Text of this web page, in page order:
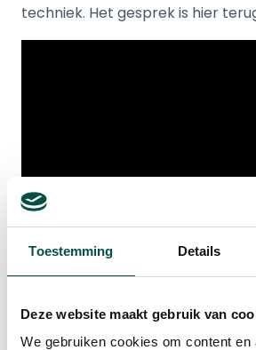
Toestemming Details
Deze website maakt gebruik van
We gebruiken cookies om content en
techniek. Het gesprek is hier